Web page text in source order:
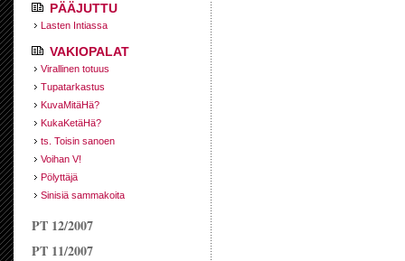
PÄÄJUTTU
Lasten Intiassa
VAKIOPALAT
Virallinen totuus
Tupatarkastus
KuvaMitäHä?
KukaKetäHä?
ts. Toisin sanoen
Voihan V!
Pölyttäjä
Sinisiä sammakoita
PT 12/2007
PT 11/2007